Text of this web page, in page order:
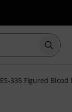
Začít
ES-335 Figured Blood